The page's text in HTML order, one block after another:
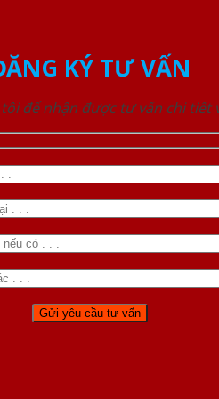
KÝ TƯ VẤN
để nhận được tư vấn chi tiết